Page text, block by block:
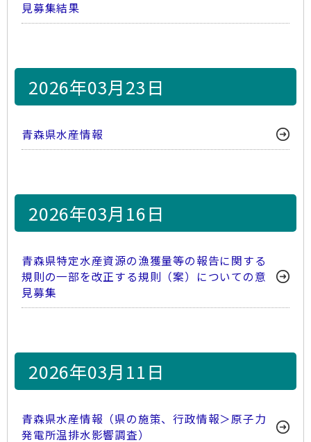
見募集結果
2026年03月23日
青森県水産情報
2026年03月16日
青森県特定水産資源の漁獲量等の報告に関する
規則の一部を改正する規則（案）についての意
見募集
2026年03月11日
青森県水産情報（県の施策、行政情報＞原子力
発電所温排水影響調査）